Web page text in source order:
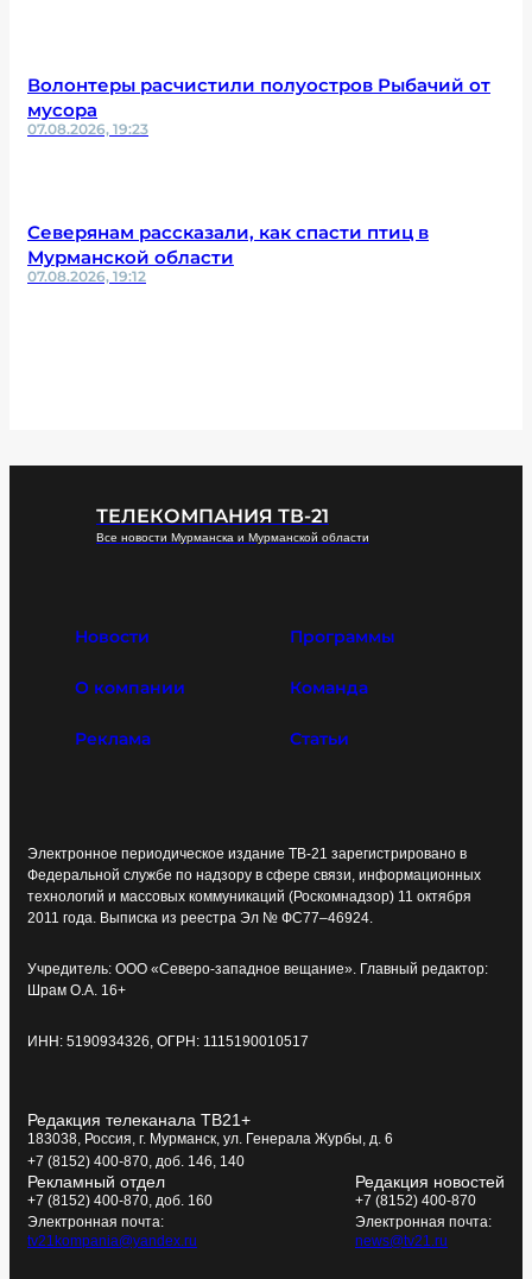
Волонтеры расчистили полуостров Рыбачий от
мусора
07.08.2026, 19:23
Северянам рассказали, как спасти птиц в
Мурманской области
07.08.2026, 19:12
ТЕЛЕКОМПАНИЯ ТВ-21
Все новости Мурманска и Мурманской области
Новости Программы
О компании Команда
Реклама Статьи
Электронное периодическое издание ТВ-21 зарегистрировано в
Федеральной службе по надзору в сфере связи, информационных
технологий и массовых коммуникаций (Роскомнадзор) 11 октября
2011 года. Выписка из реестра Эл № ФС77–46924.
Учредитель: ООО «Северо-западное вещание». Главный редактор:
Шрам О.А. 16+
ИНН: 5190934326, ОГРН: 1115190010517
Редакция телеканала ТВ21+
183038, Россия, г. Мурманск, ул. Генерала Журбы, д. 6
+7 (8152) 400-870, доб. 146, 140
Рекламный отдел
+7 (8152) 400-870, доб. 160
Электронная почта:
tv21kompania@yandex.ru
Редакция новостей
+7 (8152) 400-870
Электронная почта:
news@tv21.ru